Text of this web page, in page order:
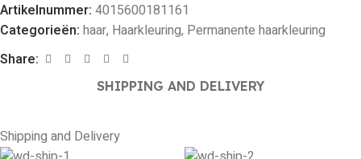
Artikelnummer: 4015600181161
Categorieën: haar, Haarkleuring, Permanente haarkleuring
Share:
SHIPPING AND DELIVERY
Shipping and Delivery